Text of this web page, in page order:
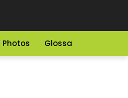
Photos Glossary